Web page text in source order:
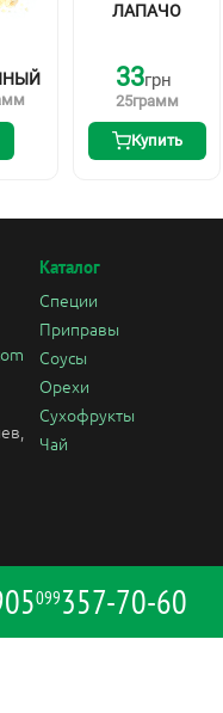
ЛАПАЧО
33грн
25грамм
Купить
Каталог
Специи
Приправы
Соусы
Орехи
Сухофрукты
Чай
099357-70-60